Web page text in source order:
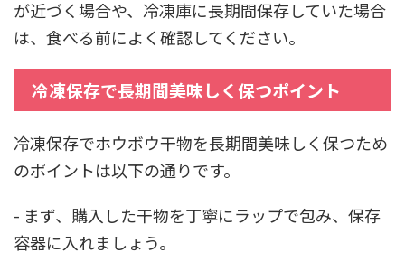
が近づく場合や、冷凍庫に長期間保存していた場合
は、食べる前によく確認してください。
冷凍保存で長期間美味しく保つポイント
冷凍保存でホウボウ干物を長期間美味しく保つため
のポイントは以下の通りです。
- まず、購入した干物を丁寧にラップで包み、保存
容器に入れましょう。